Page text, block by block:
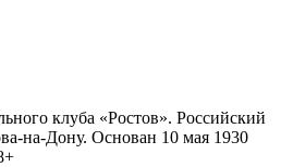
клуба «Ростов». Российский
на-Дону. Основан 10 мая 1930